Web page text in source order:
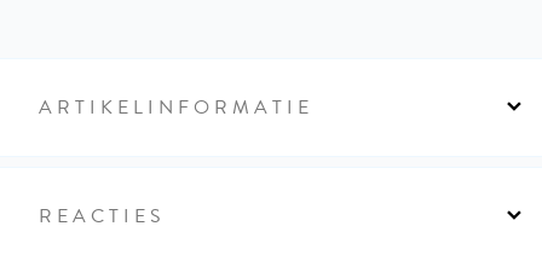
ARTIKELINFORMATIE
REACTIES